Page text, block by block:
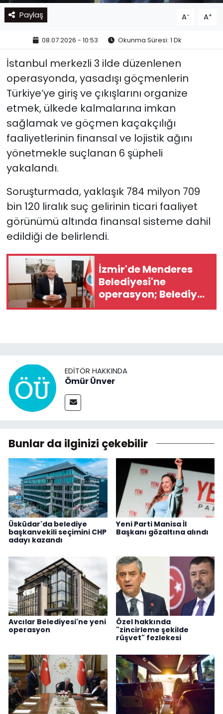
Paylaş A- A+
08.07.2026 - 10:53 Okunma Süresi: 1 Dk
İstanbul merkezli 3 ilde düzenlenen
operasyonda, yasadışı göçmenlerin
Türkiye’ye giriş ve çıkışlarını organize
etmek, ülkede kalmalarına imkan
sağlamak ve göçmen kaçakçılığı
faaliyetlerinin finansal ve lojistik ağını
yönetmekle suçlanan 6 şüpheli
yakalandı.
Soruşturmada, yaklaşık 784 milyon 709
bin 120 liralık suç gelirinin ticari faaliyet
görünümü altında finansal sisteme dahil
edildiği de belirlendi.
İzmir'de Menderes
Belediyesi'ne
operasyon; Belediye
Başkanı gözaltına
EDITÖR HAKKINDA
Ömür Ünver
Bunlar da ilginizi çekebilir
Üsküdar'da belediye
başkanvekili seçimini CHP
adayı kazandı
Yeni Parti Manisa İl
Başkanı gözaltına alındı
Avcılar Belediyesi'ne yeni
operasyon
Özel hakkında
"zincirleme şekilde
rüşvet" fezlekesi